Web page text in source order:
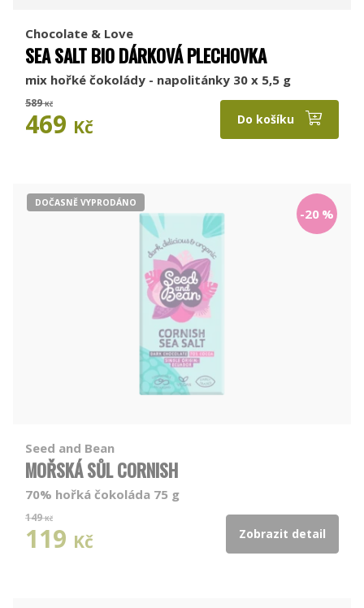
Chocolate & Love
SEA SALT BIO DÁRKOVÁ PLECHOVKA
mix hořké čokolády - napolitánky 30 x 5,5 g
589 Kč
469 Kč Do košíku
-20 %
DOČASNĚ VYPRODÁNO
Seed and Bean
MOŘSKÁ SŮL CORNISH
70% hořká čokoláda 75 g
149 Kč
119 Kč Zobrazit detail